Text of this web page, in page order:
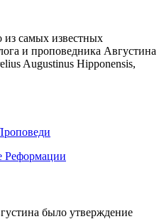
самых известных
и проповедника Августина
Augustinus Hipponensis,
Реформации
было утверждение